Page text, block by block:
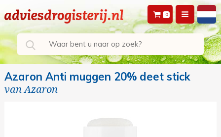
0
Azaron Anti muggen 20% deet stick
vanAzaron